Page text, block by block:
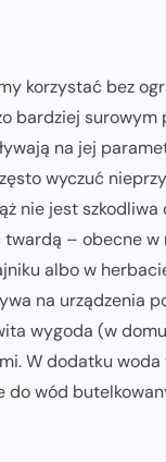
korzystać bez
bardziej
na jej
wyczuć
nie jest
– obecne
albo w
na urządzenia
wygoda (w
W dodatku
wód